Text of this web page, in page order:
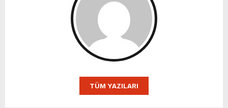
TÜM YAZILARI